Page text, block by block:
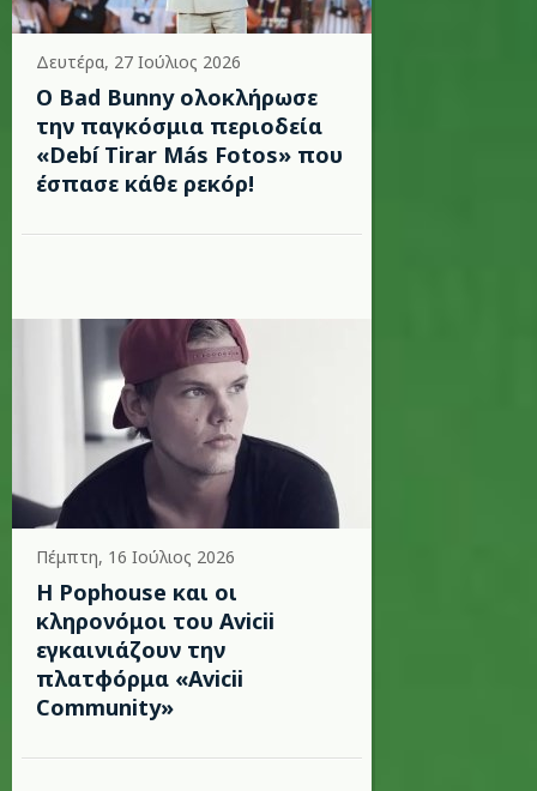
Δευτέρα, 27 Ιούλιος 2026
Ο Bad Bunny ολοκλήρωσε
την παγκόσμια περιοδεία
«Debí Tirar Más Fotos» που
έσπασε κάθε ρεκόρ!
Πέμπτη, 16 Ιούλιος 2026
Η Pophouse και οι
κληρονόμοι του Avicii
εγκαινιάζουν την
πλατφόρμα «Avicii
Community»